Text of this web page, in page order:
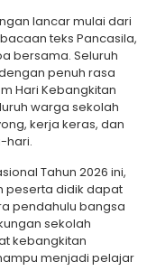
lancar mulai dari
teks Pancasila,
bersama. Seluruh
penuh rasa
Hari Kebangkitan
warga sekolah
kerja keras, dan
hari.
Tahun 2026 ini,
peserta didik dapat
pendahulu bangsa
sekolah
kebangkitan
menjadi pelajar